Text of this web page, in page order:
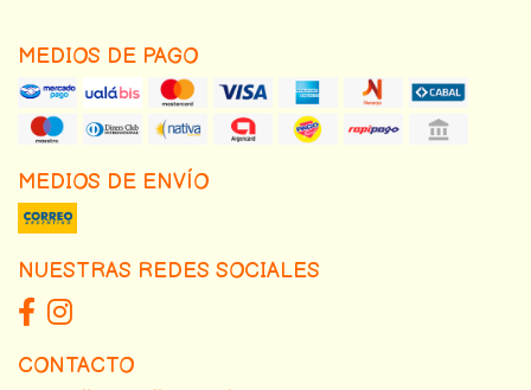
MEDIOS DE PAGO
MEDIOS DE ENVÍO
NUESTRAS REDES SOCIALES
CONTACTO